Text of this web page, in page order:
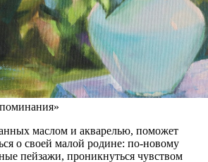
маслом и акварелью, поможет
о своей малой родине: по-новому
пейзажи, проникнуться чувством